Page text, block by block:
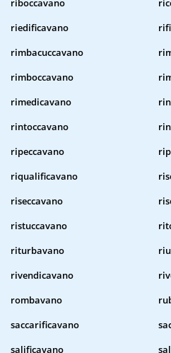
riboccavano
riedificavano
rimbacuccavano
rimboccavano
rimedicavano
rintoccavano
ripeccavano
riqualificavano
riseccavano
ristuccavano
riturbavano
rivendicavano
rombavano
saccarificavano
salificavano